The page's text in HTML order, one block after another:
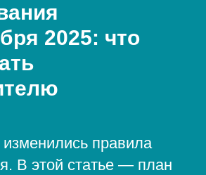
2025: что
правила
В этой статье — план